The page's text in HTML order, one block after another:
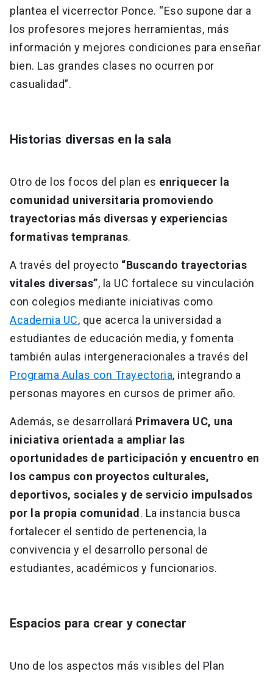
plantea el vicerrector Ponce. “Eso supone dar a
los profesores mejores herramientas, más
información y mejores condiciones para enseñar
bien. Las grandes clases no ocurren por
casualidad”.
Historias diversas en la sala
Otro de los focos del plan es enriquecer la
comunidad universitaria promoviendo
trayectorias más diversas y experiencias
formativas tempranas.
A través del proyecto “Buscando trayectorias
vitales diversas”, la UC fortalece su vinculación
con colegios mediante iniciativas como
Academia UC, que acerca la universidad a
estudiantes de educación media, y fomenta
también aulas intergeneracionales a través del
Programa Aulas con Trayectoria, integrando a
personas mayores en cursos de primer año.
Además, se desarrollará Primavera UC, una
iniciativa orientada a ampliar las
oportunidades de participación y encuentro en
los campus con proyectos culturales,
deportivos, sociales y de servicio impulsados
por la propia comunidad . La instancia busca
fortalecer el sentido de pertenencia, la
convivencia y el desarrollo personal de
estudiantes, académicos y funcionarios.
Espacios para crear y conectar
Uno de los aspectos más visibles del Plan